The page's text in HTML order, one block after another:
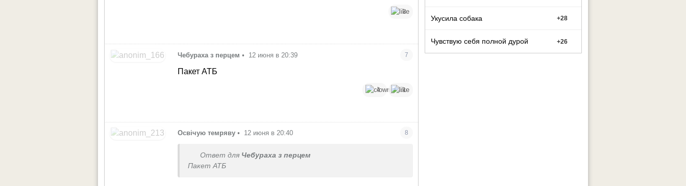
3
Чебураха з перцем • 12 июня в 20:39 7
Пакет АТБ
4 1
Освічую темряву • 12 июня в 20:40 8
Ответ для Чебураха з перцем
Пакет АТБ
Укусила собака +28
Чувствую себя полной дурой +26